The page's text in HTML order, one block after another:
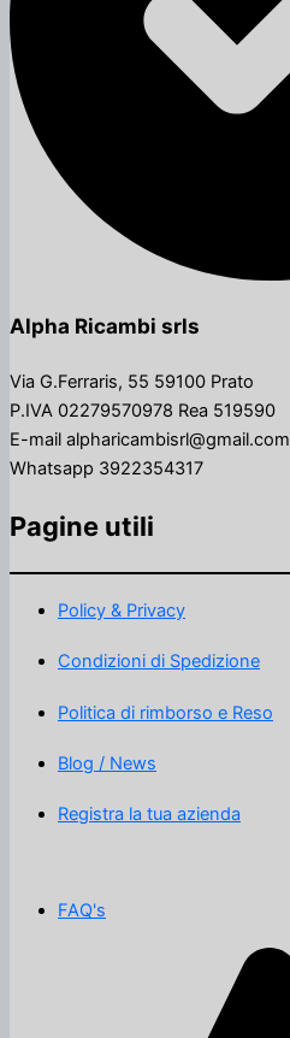
Alpha Ricambi srls
Via G.Ferraris, 55 59100 Prato
P.IVA 02279570978 Rea 519590
E-mail alpharicambisrl@gmail.com
Whatsapp 3922354317
Pagine utili
Policy & Privacy
Condizioni di Spedizione
Politica di rimborso e Reso
Blog / News
Registra la tua azienda
FAQ's